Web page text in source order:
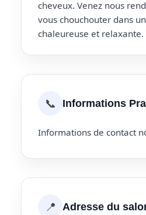
cheveux. Venez nous
vous chouchouter dans
chaleureuse et relaxante.
📞 Informations
Informations de contact
📍 Adresse du